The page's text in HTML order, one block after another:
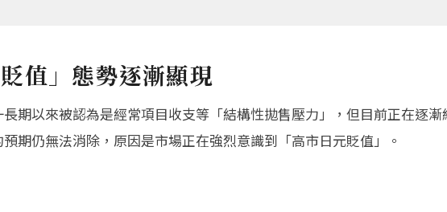
值」態勢逐漸顯現
期以來被認為是經常項目收支等「結構性拋售壓力」，但目前正在逐
期仍無法消除，原因是市場正在強烈意識到「高市日元貶值」。